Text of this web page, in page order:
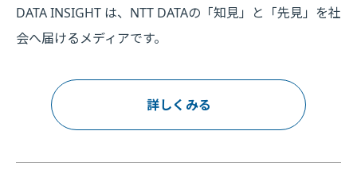
DATA INSIGHT は、NTT DATAの「知見」と「先見」を社
会へ届けるメディアです。
詳しくみる